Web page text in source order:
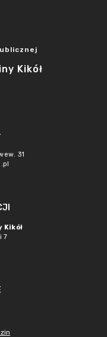
Kikół
31
Kikół
7